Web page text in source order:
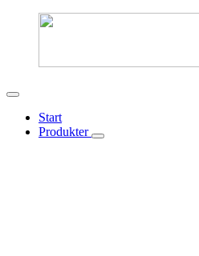
Start
Produkter